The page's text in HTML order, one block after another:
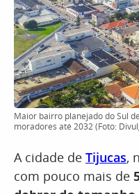
Maior bairro planejado do Sul
moradores até 2032 (Foto:
A cidade de Tijucas,
com pouco mais de